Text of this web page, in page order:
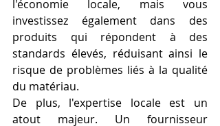
l'économie locale, mais vous
investissez également dans des
produits qui répondent à des
standards élevés, réduisant ainsi le
risque de problèmes liés à la qualité
du matériau.
De plus, l'expertise locale est un
atout majeur. Un fournisseur